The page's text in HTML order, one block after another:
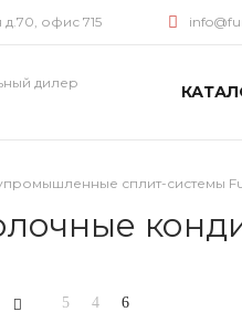
д.70, офис 715
дилер
сплит-системы